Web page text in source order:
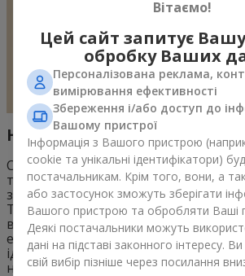
Незвичні кольори троянд
Сині та фіолетові троянди, хоч і не
також мають свою символіку. Вони
загадковість, непізнанність та
Такі троянди можуть бути
висловлення унікальних почуттів та
екстраординарних емоцій. Незвичні
ідеально підходять для тих, хто
незабутнє враження та підкреслити
Вітаємо!
Цей сайт запитує
обробку Ваших
Персоналізована реклама,
вимірювання ефективності
Збереження і/або доступ до
Вашому пристрої
Інформація з Вашого пристрою
cookie та унікальні ідентифікатори)
постачальникам. Крім того, вони, а
або застосунок зможуть зберігати
Вашого пристрою та обробляти Ваші
Деякі постачальники можуть
дані на підставі законного інтересу.
свій вибір пізніше через посилання